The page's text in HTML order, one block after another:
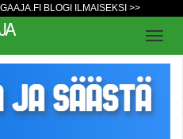
BLOGI ILMAISEKSI >>